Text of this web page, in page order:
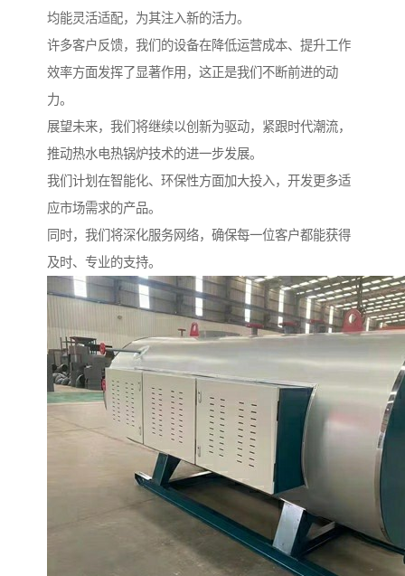
均能灵活适配，为其注入新的活力。
许多客户反馈，我们的设备在降低运营成本、提升工作
效率方面发挥了显著作用，这正是我们不断前进的动
力。
展望未来，我们将继续以创新为驱动，紧跟时代潮流，
推动热水电热锅炉技术的进一步发展。
我们计划在智能化、环保性方面加大投入，开发更多适
应市场需求的产品。
同时，我们将深化服务网络，确保每一位客户都能获得
及时、专业的支持。